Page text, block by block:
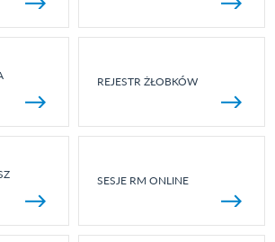
REJESTR ŻŁOBKÓW
SESJE RM ONLINE